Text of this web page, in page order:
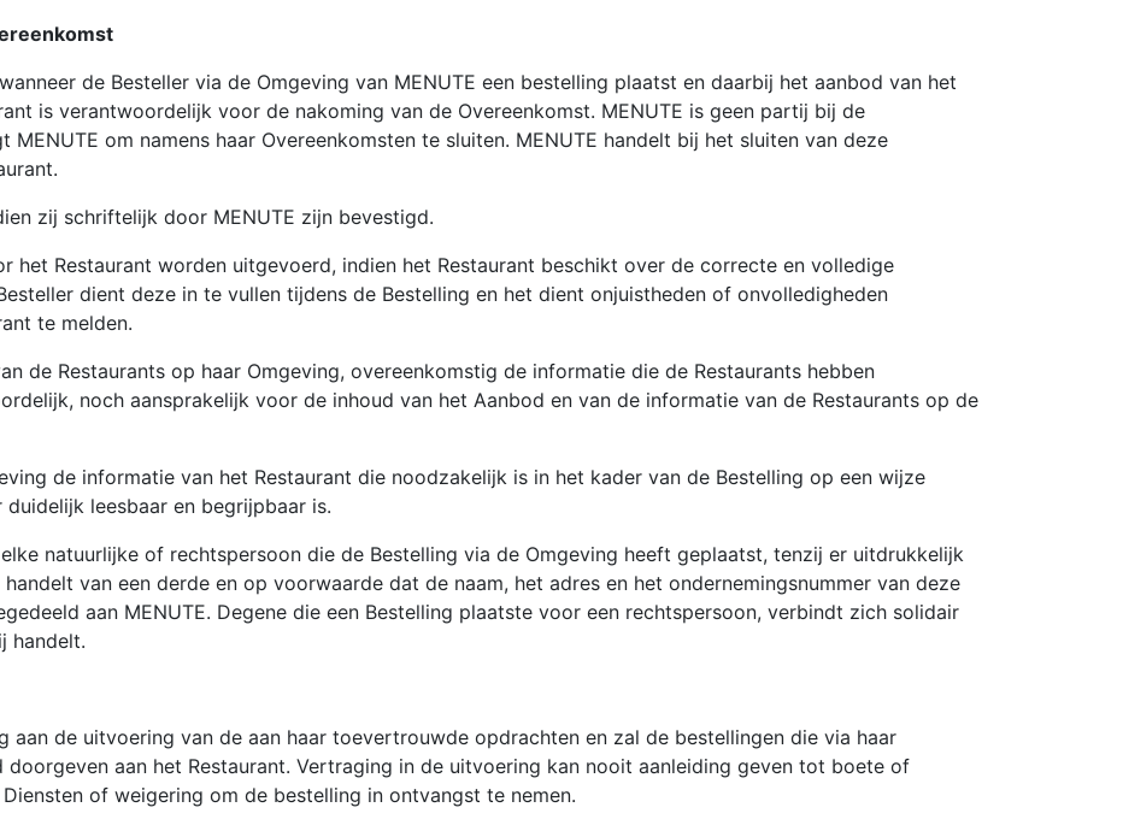
de Besteller via de Omgeving van MENUTE een bestelling plaatst en daarbij het aanbod van het
is verantwoordelijk voor de nakoming van de Overeenkomst. MENUTE is geen partij bij de
MENUTE om namens haar Overeenkomsten te sluiten. MENUTE handelt bij het sluiten van deze
zij schriftelijk door MENUTE zijn bevestigd.
Restaurant worden uitgevoerd, indien het Restaurant beschikt over de correcte en volledige
dient deze in te vullen tijdens de Bestelling en het dient onjuistheden of onvolledigheden
te melden.
de Restaurants op haar Omgeving, overeenkomstig de informatie die de Restaurants hebben
noch aansprakelijk voor de inhoud van het Aanbod en van de informatie van de Restaurants op de
de informatie van het Restaurant die noodzakelijk is in het kader van de Bestelling op een wijze
leesbaar en begrijpbaar is.
natuurlijke of rechtspersoon die de Bestelling via de Omgeving heeft geplaatst, tenzij er uitdrukkelijk
van een derde en op voorwaarde dat de naam, het adres en het ondernemingsnummer van deze
aan MENUTE. Degene die een Bestelling plaatste voor een rechtspersoon, verbindt zich solidair
handelt.
aan de uitvoering van de aan haar toevertrouwde opdrachten en zal de bestellingen die via haar
aan het Restaurant. Vertraging in de uitvoering kan nooit aanleiding geven tot boete of
of weigering om de bestelling in ontvangst te nemen.